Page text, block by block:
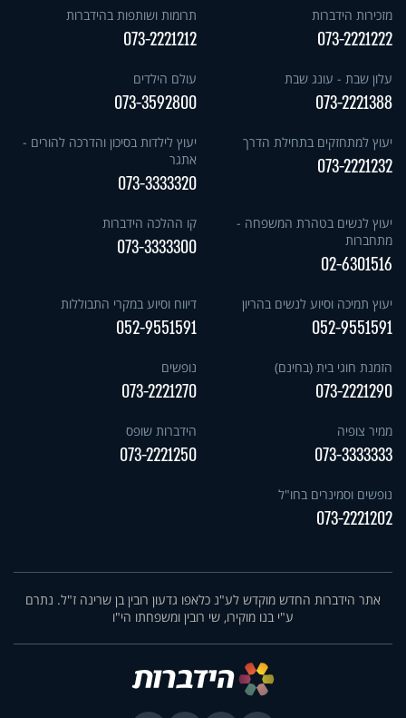
מזכירות הידברות
073-2221222
תרומות ושותפות בהידברות
073-2221212
עלון שבת - עונג שבת
073-2221388
עולם הילדים
073-3592800
יעוץ למתחזקים בתחילת הדרך
073-2221232
יעוץ לילדות בסיכון והדרכה להורים -
אתגר
073-3333320
יעוץ לנשים בטהרת המשפחה -
מתחברות
02-6301516
קו ההלכה הידברות
073-3333300
יעוץ תמיכה וסיוע לנשים בהריון
052-9551591
דיווח וסיוע במקרי התבוללות
052-9551591
הזמנת חוגי בית (בחינם)
073-2221290
נופשים
073-2221270
ממיר צופיה
073-3333333
הידברות שופס
073-2221250
נופשים וסמינרים בחו"ל
073-2221202
אתר הידברות החדש מוקדש לע"נ כלאפו גדעון רובין בן שרינה ז"ל. נתרם
ע"י בנו מוקירו, שי רובין ומשפחתו הי"ו